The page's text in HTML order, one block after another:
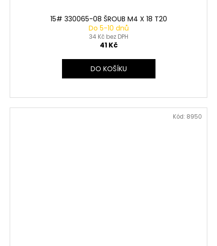
15# 330065-08 ŠROUB M4 X 18 T20
Do 5-10 dnů
34 Kč bez DPH
41 Kč
DO KOŠÍKU
Kód: 8950